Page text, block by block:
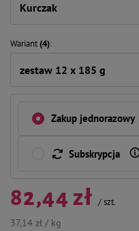
Kurczak
Wariant(4)
zestaw 12 x 185 g
Zakup jednorazowy
Subskrypcja
82,44 zł /szt.
37,14 zł / kg